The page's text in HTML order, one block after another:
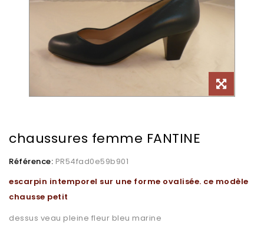
chaussures femme FANTINE
Référence: PR54fad0e59b901
escarpin intemporel sur une forme ovalisée. ce modèle
chausse petit
dessus veau pleine fleur bleu marine